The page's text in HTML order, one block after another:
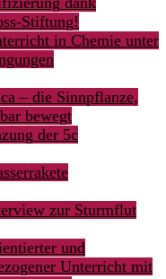
Stiftung!
in Chemie unter
– die Sinnpflanze,
bewegt
der 5c
zur Sturmflut
und
Unterricht mit